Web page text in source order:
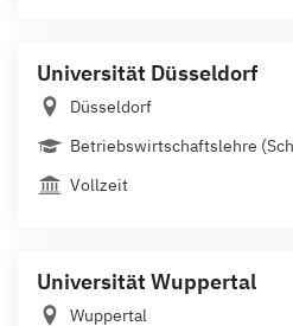
Universität Düsseldorf
Düsseldorf
Betriebswirtschaftslehre
Vollzeit
Universität Wuppertal
Wuppertal